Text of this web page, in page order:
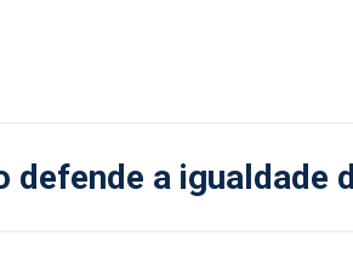
defende a igualdade